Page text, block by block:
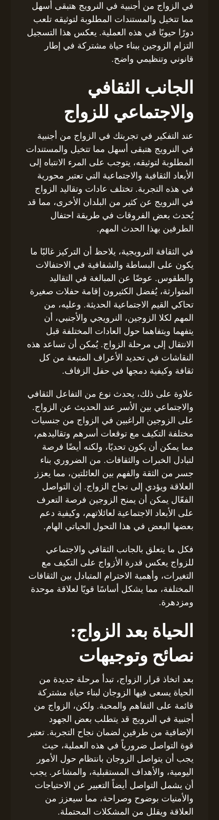
في الزواج من أجنبية في النرويج هتبقى أسهل
مما تتخيل والمستندات المطلوبة لتوثيقه تلعب
دورًا حيويًا في هذه العملية. يعكس هذا التسجيل
التزام الزوجين ببناء حياة مشتركة في إطار
قانوني وتنظيمي واضح.
الجانب الثقافي
والاجتماعي للزواج
عند التفكير في تجربتك في الزواج من أجنبية
في النرويج هتبقى أسهل مما تتخيل والمستندات
المطلوبة لتوثيقه، يتوجب على المرء الانتباه إلى
الأبعاد الثقافية والاجتماعية التي تعتبر محورية
في هذه التجربة. تختلف عادات وتقاليد الزواج
في النرويج عن كثير من البلدان الأخرى، مما قد
يُحدث بعض الفروقات في طريقة احتفال
الطرفين بهذا الحدث المهم.
في الثقافة النرويجية، يلاحظ أن التركيز غالبًا ما
يكون على البساطة والشفافية في الاحتفالات
والطقوس. عوضًا عن المبالغة في التقاليد
المتوارثة، يُفضل الكثيرون إقامة حفلات صغيرة
تحاكي القيم الاجتماعية الحديثة. وعليه، من
المهم لكلا الزوجين، النرويجي والأجنبي، أن
يتفهما ويتفاهما حول العادات المختلفة قبل
الانتقال إلى مرحلة الزواج. يُمكن أن تساعد هذه
النقاشات في تحديد الأعراف المتبعة من كل
ثقافة وكيفية دمجها في حفل الزفاف.
علاوة على ذلك، يحدث نوع من التفاعل الثقافي
والاجتماعي بين الأسر عند الحديث عن الزواج.
على الزوجين الراغبين في الزواج من جنسيات
مختلفة التكيف مع توقعات أسرهم وتقاليدهم،
مما يمكن أن يكون تحديًا، ولكنه أيضًا فرصة
لتبادل الخبرات والثقافات. من الضروري بناء
جسر من الثقة والفهم بين العائلتين، مما يعزز
العلاقة ويؤدي إلى نجاح الزواج. إن التواصل
الفعّال يمكن أن يمنح الزوجين فرصة التعرف
على الأبعاد الاجتماعية لعائلاتهم، وكيفية دعم
بعضها البعض في هذا التحول الحياتي الهام.
فكل ما يتعلق بالجانب الثقافي والاجتماعي
للزواج يعكس قدرة الأزواج على التكيف مع
التغيرات، وأهمية الاحترام المتبادل بين الثقافات
المختلفة، مما يشكل أساسًا قويًا لعلاقة موحدة
ومزدهرة.
الحياة بعد الزواج:
نصائح وتوجيهات
بعد اتخاذ قرار الزواج، تبدأ مرحلة جديدة من
الحياة يسعى فيها الزوجان لبناء حياة مشتركة
قائمة على التفاهم والمحبة. ولكن، الزواج من
أجنبية في النرويج قد يتطلب بعض الجهود
الإضافية من طرفين لضمان نجاح التجربة. تعتبر
قوة التواصل ضرورياً في هذه العملية، حيث
يجب أن يتواصل الزوجان بانتظام حول الأمور
اليومية، والأهداف المستقبلية، والمشاعر. يجب
أن يشمل التواصل أيضاً التعبير عن الاحتياجات
والأمنيات بوضوح وصراحة، مما سيعزز من
العلاقة ويقلل من المشكلات المحتملة.